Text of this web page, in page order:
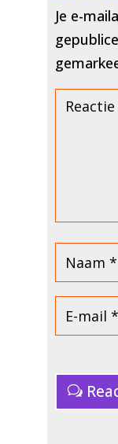
Je e-